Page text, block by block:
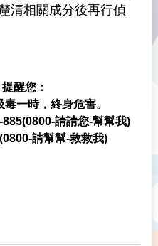
清相關成分後再行偵
提醒您：
一時，終身危害。
請請您-幫幫我)
請幫幫-救救我)